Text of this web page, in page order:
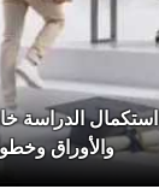
والأوراق